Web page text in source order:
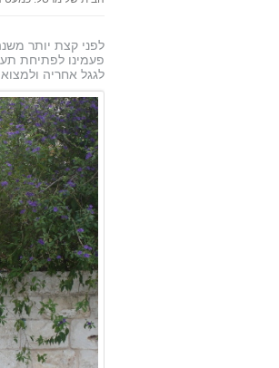
לפני קצת יותר
פעמינו לפתיחת
לגגל אחריה